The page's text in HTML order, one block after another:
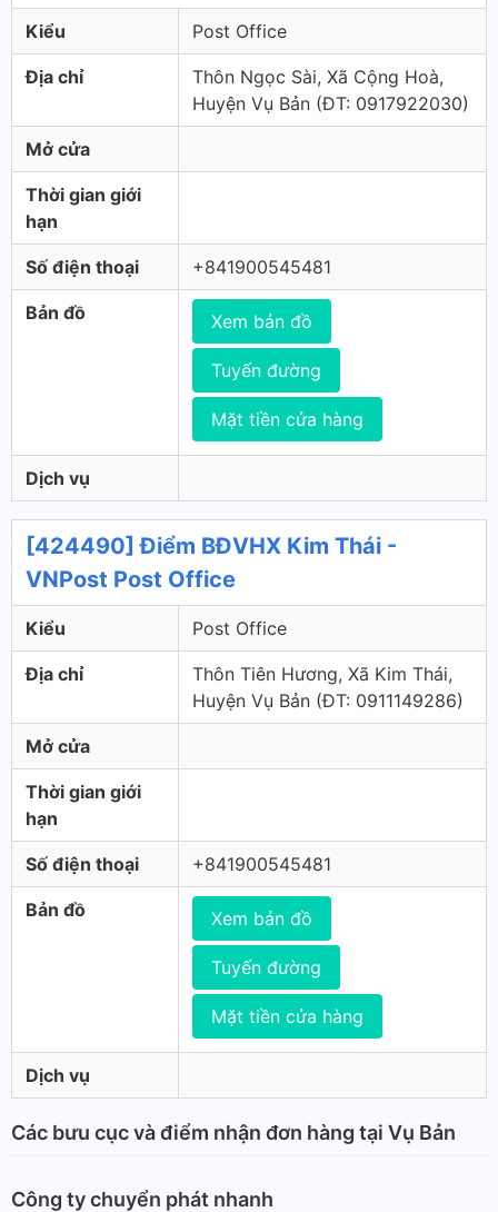
Kiểu Post Office
Địa chỉ
Thôn Ngọc Sài, Xã Cộng Hoà,
Huyện Vụ Bản (ÐT: 0917922030)
Mở cửa
Thời gian giới
hạn
Số điện thoại +841900545481
Bản đồ Xem bản đồ
Tuyến đường
Mặt tiền cửa hàng
Dịch vụ
[424490] Điểm BĐVHX Kim Thái -
VNPost Post Office
Kiểu Post Office
Địa chỉ
Thôn Tiên Hương, Xã Kim Thái,
Huyện Vụ Bản (ÐT: 0911149286)
Mở cửa
Thời gian giới
hạn
Số điện thoại +841900545481
Bản đồ Xem bản đồ
Tuyến đường
Mặt tiền cửa hàng
Dịch vụ
Các bưu cục và điểm nhận đơn hàng tại Vụ Bản
Công ty chuyển phát nhanh